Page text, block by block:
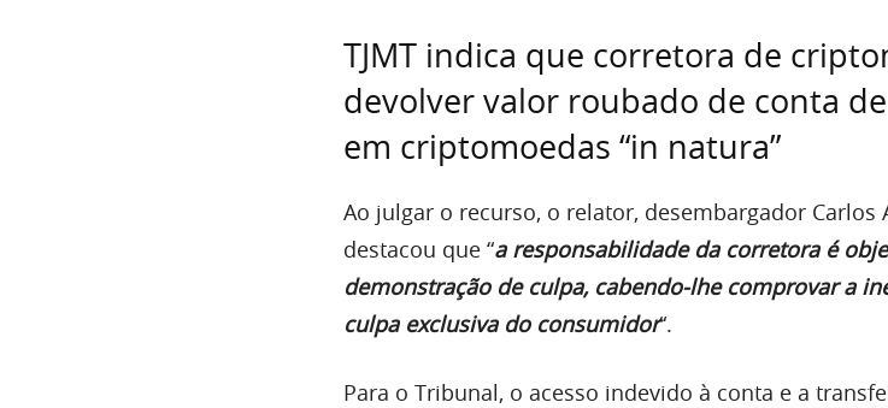
TJMT indica que corretora de
devolver valor roubado de conta
em criptomoedas “in natura”
Ao julgar o recurso, o relator, desembargador Carlos
destacou que “a responsabilidade da corretora é
demonstração de culpa, cabendo-lhe comprovar a
culpa exclusiva do consumidor“.
Para o Tribunal, o acesso indevido à conta e a